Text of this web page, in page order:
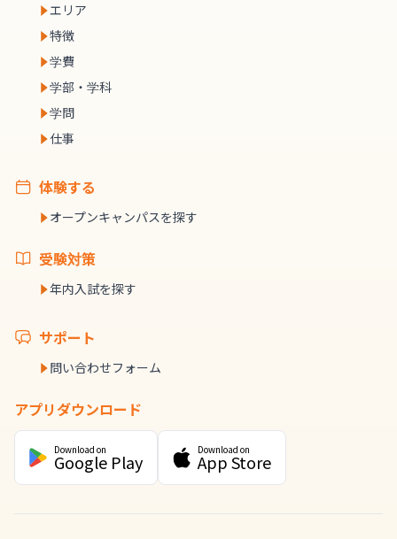
エリア
特徴
学費
学部・学科
学問
仕事
体験する
オープンキャンパスを探す
受験対策
年内入試を探す
サポート
問い合わせフォーム
アプリダウンロード
Download on
Google Play
Download on
App Store